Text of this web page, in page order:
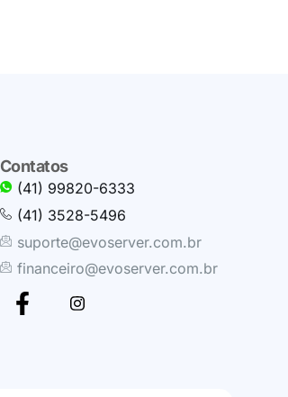
Contatos
(41) 99820-6333
(41) 3528-5496
suporte@evoserver.com.br
financeiro@evoserver.com.br